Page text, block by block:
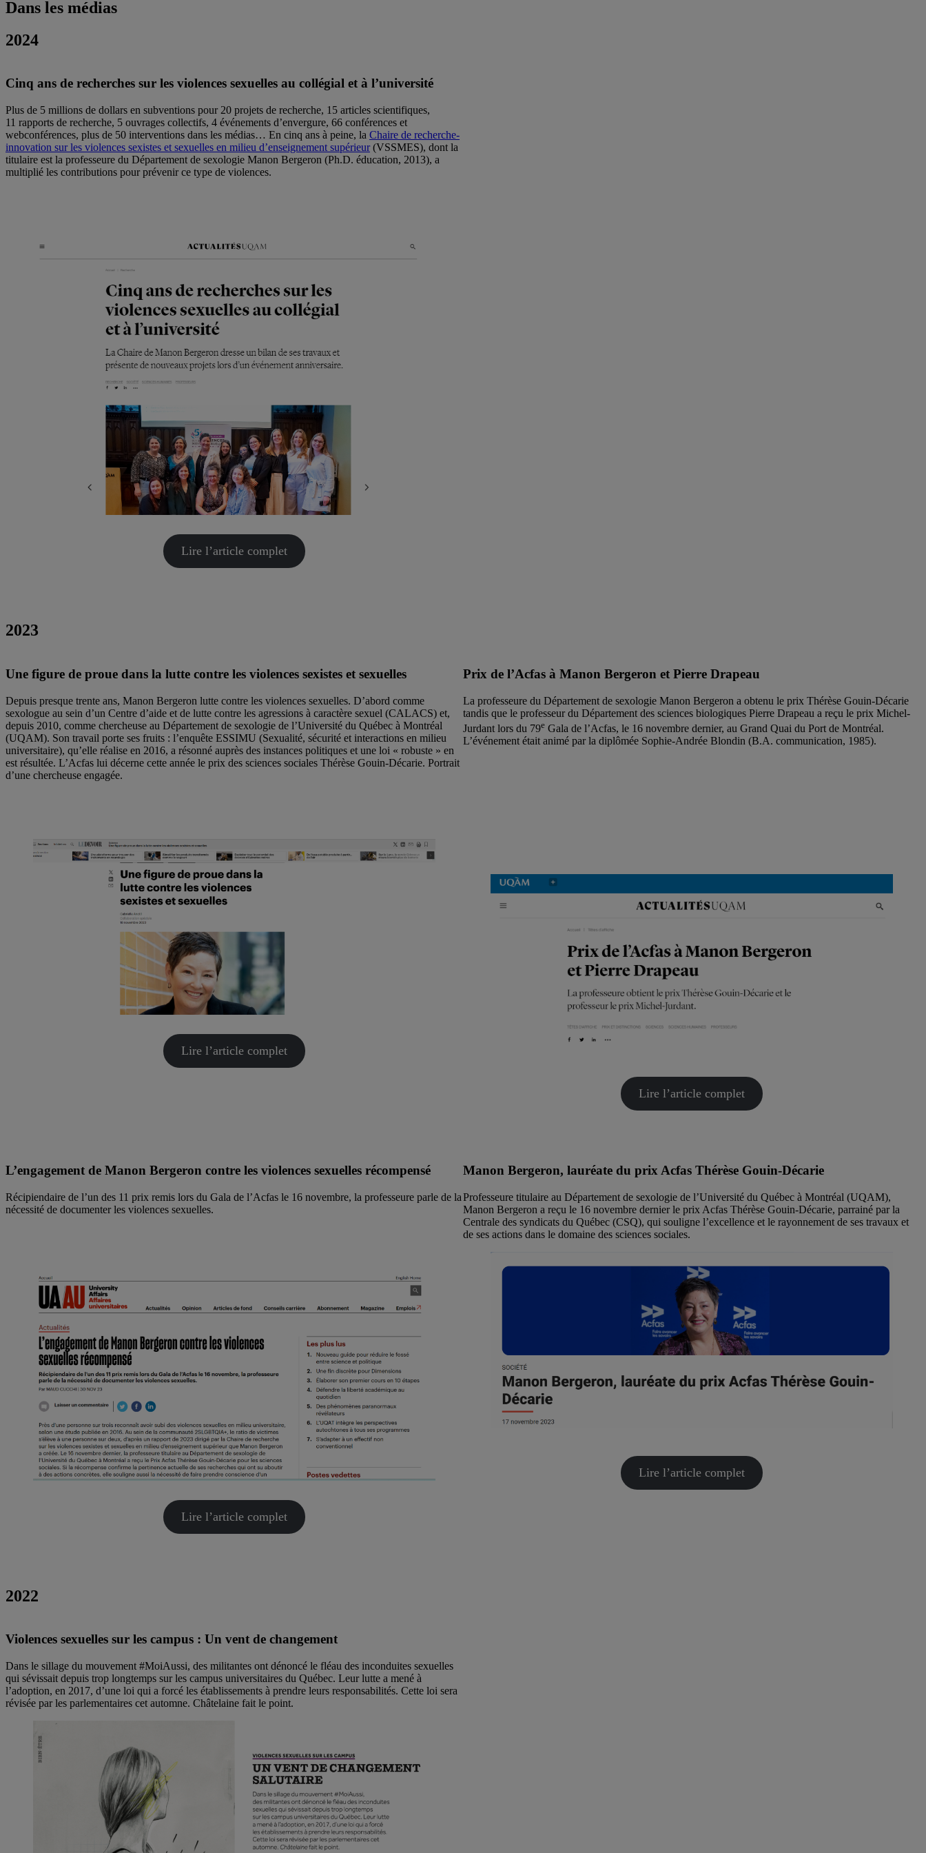
Dans les médias
2024
Cinq ans de recherches sur les violences sexuelles au collégial et à l’université
Plus de 5 millions de dollars en subventions pour 20 projets de recherche, 15 articles scientifiques,
11 rapports de recherche, 5 ouvrages collectifs, 4 événements d’envergure, 66 conférences et
webconférences, plus de 50 interventions dans les médias… En cinq ans à peine, la Chaire de recherche-
innovation sur les violences sexistes et sexuelles en milieu d’enseignement supérieur(VSSMES), dont la
titulaire est la professeure du Département de sexologie Manon Bergeron (Ph.D. éducation, 2013), a
multiplié les contributions pour prévenir ce type de violences.
Lire l’article complet
2023
Une figure de proue dans la lutte contre les violences sexistes et sexuelles
Depuis presque trente ans, Manon Bergeron lutte contre les violences sexuelles. D’abord comme
sexologue au sein d’un Centre d’aide et de lutte contre les agressions à caractère sexuel (CALACS) et,
depuis 2010, comme chercheuse au Département de sexologie de l’Université du Québec à Montréal
(UQAM). Son travail porte ses fruits : l’enquête ESSIMU (Sexualité, sécurité et interactions en milieu
universitaire), qu’elle réalise en 2016, a résonné auprès des instances politiques et une loi « robuste » en
est résultée. L’Acfas lui décerne cette année le prix des sciences sociales Thérèse Gouin-Décarie. Portrait
d’une chercheuse engagée.
Lire l’article complet
Prix de l’Acfas à Manon Bergeron et Pierre Drapeau
La professeure du Département de sexologie Manon Bergeron a obtenu le prix Thérèse Gouin-Décarie
tandis que le professeur du Département des sciences biologiques Pierre Drapeau a reçu le prix Michel-
Jurdant lors du 79e Gala de l’Acfas, le 16 novembre dernier, au Grand Quai du Port de Montréal.
L’événement était animé par la diplômée Sophie-Andrée Blondin (B.A. communication, 1985).
Lire l’article complet
L’engagement de Manon Bergeron contre les violences sexuelles récompensé
Récipiendaire de l’un des 11 prix remis lors du Gala de l’Acfas le 16 novembre, la professeure parle de la
nécessité de documenter les violences sexuelles.
Lire l’article complet
Manon Bergeron, lauréate du prix Acfas Thérèse Gouin-Décarie
Professeure titulaire au Département de sexologie de l’Université du Québec à Montréal (UQAM),
Manon Bergeron a reçu le 16 novembre dernier le prix Acfas Thérèse Gouin-Décarie, parrainé par la
Centrale des syndicats du Québec (CSQ), qui souligne l’excellence et le rayonnement de ses travaux et
de ses actions dans le domaine des sciences sociales.
Lire l’article complet
2022
Violences sexuelles sur les campus : Un vent de changement
Dans le sillage du mouvement #MoiAussi, des militantes ont dénoncé le fléau des inconduites sexuelles
qui sévissait depuis trop longtemps sur les campus universitaires du Québec. Leur lutte a mené à
l’adoption, en 2017, d’une loi qui a forcé les établissements à prendre leurs responsabilités. Cette loi sera
révisée par les parlementaires cet automne. Châtelaine fait le point.